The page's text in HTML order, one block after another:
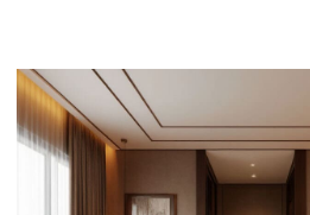
Комплексный подход: